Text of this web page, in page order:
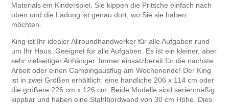
Materials ein Kinderspiel. Sie kippen die Pritsche einfach nach
oben und die Ladung ist genau dort, wo Sie sie haben
möchten.
King ist Ihr idealer Allroundhandwerker für alle Aufgaben rund
um Ihr Haus. Geeignet für alle Aufgaben. Es ist ein kleiner, aber
sehr vielseitiger Anhänger. Immer einsatzbereit für die nächste
Arbeit oder einen Campingausflug am Wochenende! Der King
ist in zwei Größen erhältlich: eine handliche 206 x 114 cm oder
die größere 226 cm x 126 cm. Beide Modelle sind serienmäßig
kippbar und haben eine Stahlbordwand von 30 cm Höhe. Dies